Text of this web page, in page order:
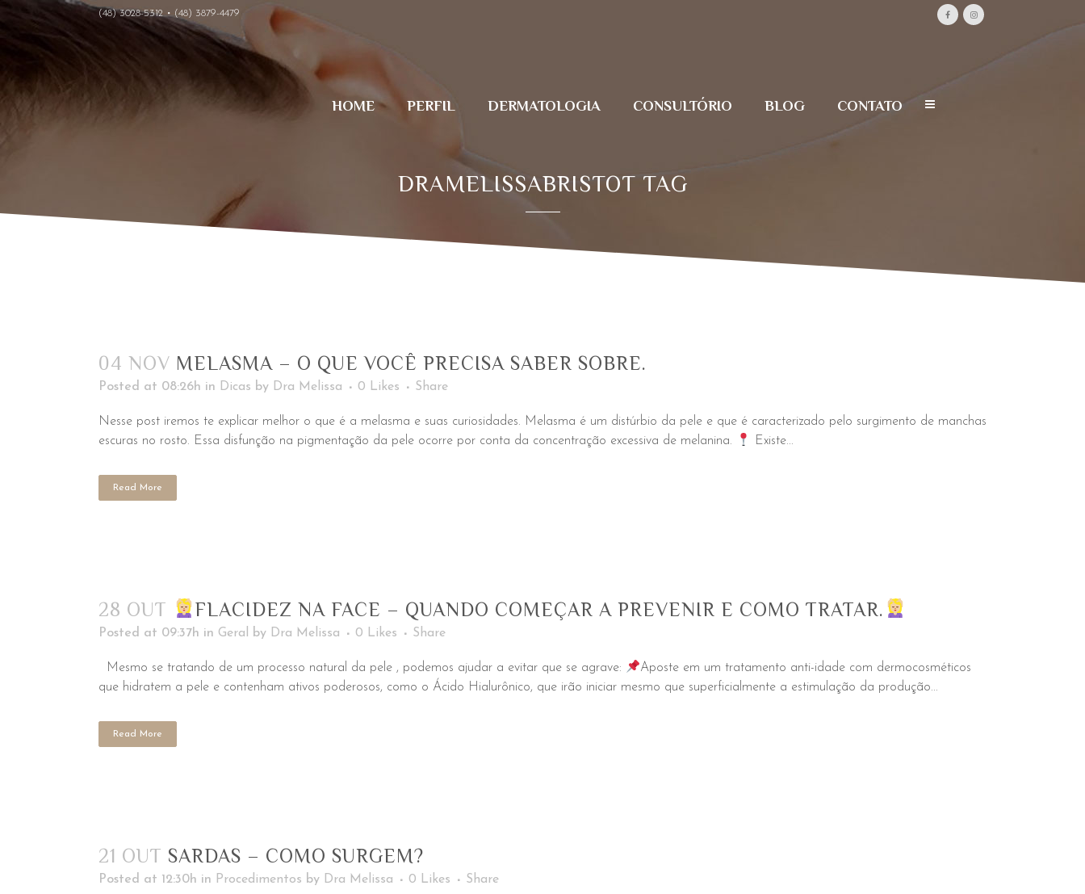
(48) 3028-5312 • (48) 3879-4479
HOME PERFIL DERMATOLOGIA CONSULTÓRIO BLOG CONTATO
DRAMELISSABRISTOT TAG
04 NOV MELASMA – O QUE VOCÊ PRECISA SABER SOBRE.
Posted at 08:26h in Dicas by Dra Melissa 0 Likes Share
Nesse post iremos te explicar melhor o que é a melasma e suas curiosidades. Melasma é um distúrbio da pele e que é caracterizado pelo surgimento de manchas
escuras no rosto. Essa disfunção na pigmentação da pele ocorre por conta da concentração excessiva de melanina.
Existe...
Read More
28 OUT FLACIDEZ NA FACE – QUANDO COMEÇAR A PREVENIR E COMO TRATAR.
Posted at 09:37h in Geral by Dra Melissa 0 Likes Share
Mesmo se tratando de um processo natural da pele , podemos ajudar a evitar que se agrave:
Aposte em um tratamento anti-idade com dermocosméticos
que hidratem a pele e contenham ativos poderosos, como o Ácido Hialurônico, que irão iniciar mesmo que superficialmente a estimulação da produção...
Read More
21 OUT SARDAS – COMO SURGEM?
Posted at 12:30h in Procedimentos by Dra Melissa 0 Likes Share